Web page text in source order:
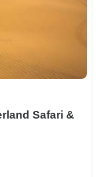
Safari &